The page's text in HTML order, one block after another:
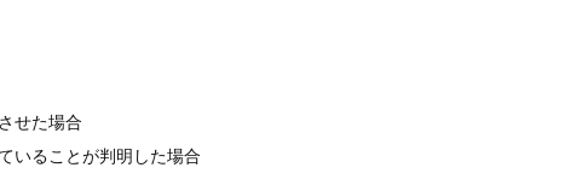
せた場合
いることが判明した場合